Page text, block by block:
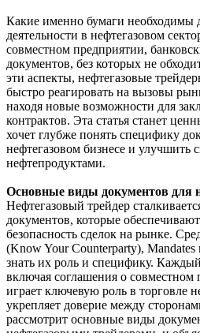
Какие именно бумаги необходимы
деятельности в нефтегазовом
совместном предприятии,
документов, без которых не
эти аспекты, нефтегазовые
быстро реагировать на вызовы
находя новые возможности для
контрактов. Эта статья станет
хочет глубже понять специфику
нефтегазовом бизнесе и улучшить
нефтепродуктами.
Основные виды документов для
Нефтегазовый трейдер
документов, которые
безопасность сделок на рынке.
(Know Your Counterparty),
знать их роль и специфику.
включая соглашения о совместном
играет ключевую роль в торговле
укрепляет доверие между
рассмотрит основные виды